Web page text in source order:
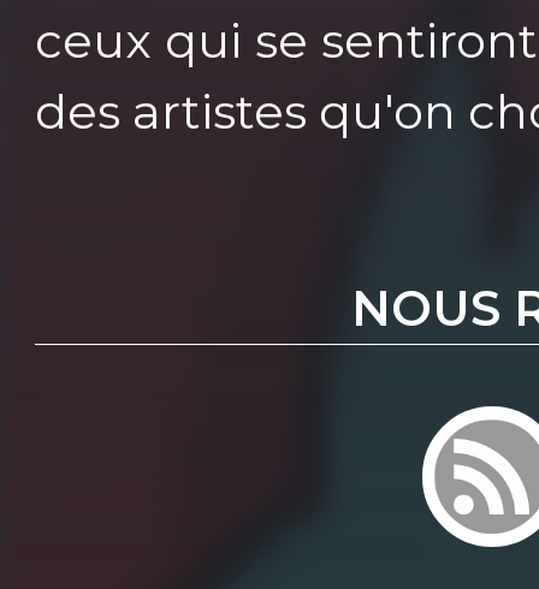
ceux qui se
des artistes qu'on
NOUS